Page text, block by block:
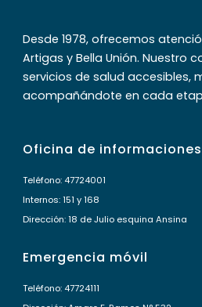
Desde 1978, ofrecemos
Artigas y Bella Unión. Nuestro
servicios de salud accesibles,
acompañándote en cada
Oficina de informaciones
Teléfono: 47724001
Internos: 151 y 168
Dirección: 18 de Julio esquina Ansina
Emergencia móvil
Teléfono: 47724111